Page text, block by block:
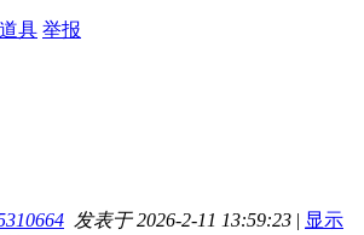
具 举报
发表于 2026-2-11 13:59:23 | 显示